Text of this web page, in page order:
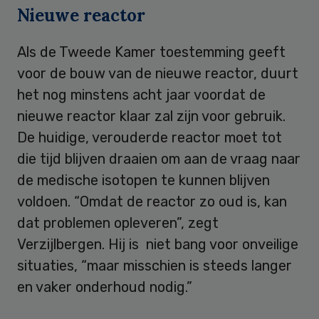
Nieuwe reactor
Als de Tweede Kamer toestemming geeft
voor de bouw van de nieuwe reactor, duurt
het nog minstens acht jaar voordat de
nieuwe reactor klaar zal zijn voor gebruik.
De huidige, verouderde reactor moet tot
die tijd blijven draaien om aan de vraag naar
de medische isotopen te kunnen blijven
voldoen. “Omdat de reactor zo oud is, kan
dat problemen opleveren”, zegt
Verzijlbergen. Hij is niet bang voor onveilige
situaties, “maar misschien is steeds langer
en vaker onderhoud nodig.”